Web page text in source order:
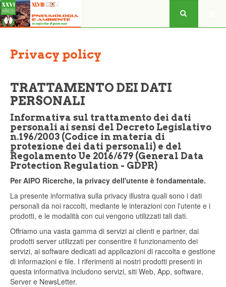
Privacy policy
TRATTAMENTO DEI DATI
PERSONALI
Informativa sul trattamento dei dati
personali ai sensi del Decreto Legislativo
n.196/2003 (Codice in materia di
protezione dei dati personali) e del
Regolamento Ue 2016/679 (General Data
Protection Regulation - GDPR)
Per AIPO Ricerche, la privacy dell'utente è fondamentale.
La presente informativa sulla privacy illustra quali sono i dati
personali da noi raccolti, mediante le interazioni con l'utente e i
prodotti, e le modalità con cui vengono utilizzati tali dati.
Offriamo una vasta gamma di servizi ai clienti e partner, dai
prodotti server utilizzati per consentire il funzionamento dei
servizi, ai software dedicati ad applicazioni di raccolta e gestione
di informazioni e file. I riferimenti ai nostri prodotti presenti in
questa informativa includono servizi, siti Web, App, software,
Server e NewsLetter.